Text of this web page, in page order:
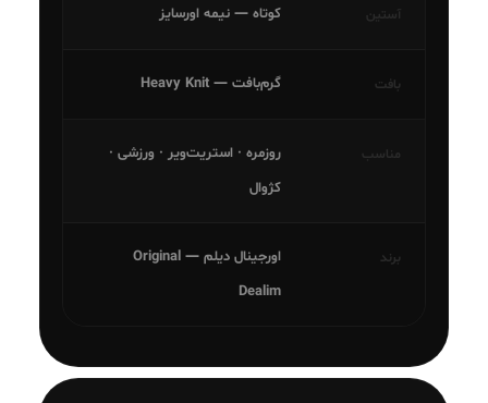
آستین کوتاه — نیمه اورسایز
بافت گرم‌بافت — Heavy Knit
مناسب
روزمره · استریت‌ویر · ورزشی ·
کژوال
برند
اورجینال دیلم — Original
Dealim